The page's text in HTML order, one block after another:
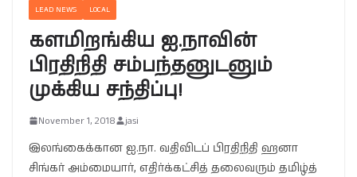
LEAD NEWS LOCAL
களமிறங்கிய ஐ.நாவின்
பிரதிநிதி சம்பந்தனுடனும்
முக்கிய சந்திப்பு!
November 1, 2018 jasi
இலங்கைக்கான ஐ.நா. வதிவிடப் பிரதிநிதி ஹனா
சிங்கர் அம்மையார், எதிர்க்கட்சித் தலைவரும் தமிழ்த்